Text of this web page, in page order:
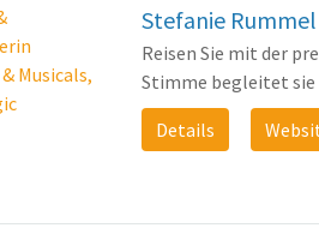
Stefanie
Reisen Sie mit der
Stimme begleitet sie
Details